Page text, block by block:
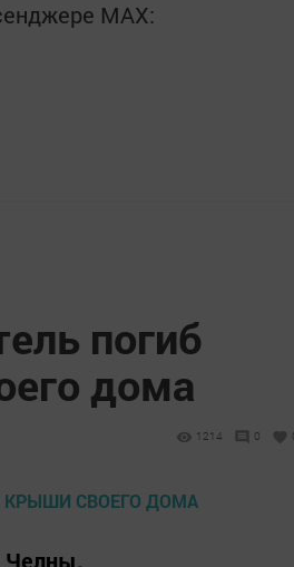
MАХ:
погиб
дома
1214 0
Челны.